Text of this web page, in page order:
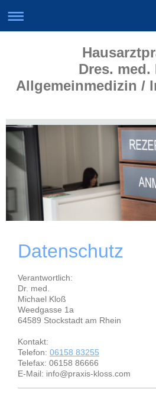
Dres. med.
Allgemeinmedizin /
Datenschutz
Verantwortlich:
Dr. med.
Michael Kloß
Weedgasse 1a
64589 Stockstadt am Rhein
Kontakt:
Telefon: 06158 83255
Telefax: 06158 86666
E-Mail: info@praxis-kloss.com